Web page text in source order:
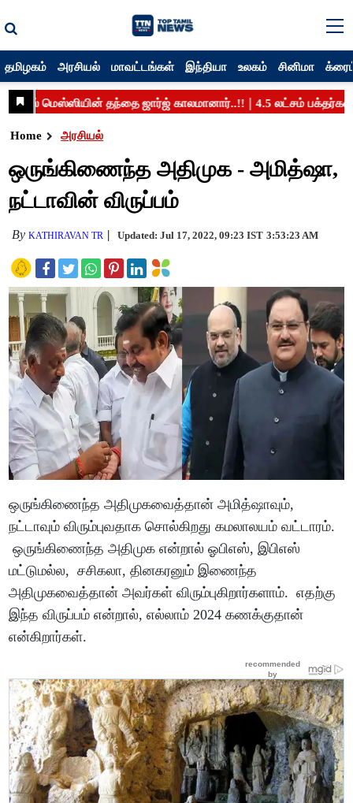
தமிழகம் அரசியல் மாவட்டங்கள் இந்தியா உலகம் சினிமா
Home அரசியல்
ஒருங்கிணைந்த அதிமுக - அமித்ஷா,
நட்டாவின் விருப்பம்
ByKATHIRAVAN TR Updated: Jul 17, 2022, 09:23 IST 3:53:23 AM
ஒருங்கிணைந்த அதிமுகவைத்தான் அமித்ஷாவும்,
நட்டாவும் விரும்புவதாக சொல்கிறது கமலாலயம் வட்டாரம்.
ஒருங்கிணைந்த அதிமுக என்றால் ஓபிஎஸ், இபிஎஸ்
மட்டுமல்ல, சசிகலா, தினகரனும் இணைந்த
அதிமுகவைத்தான் அவர்கள் விரும்புகிறார்களாம். எதற்கு
இந்த விருப்பம் என்றால், எல்லாம் 2024 கணக்குதான்
என்கிறார்கள்.